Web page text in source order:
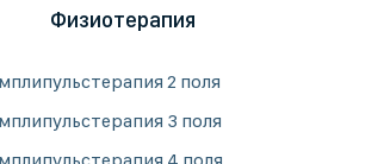
Физиотерапия
2 поля
3 поля